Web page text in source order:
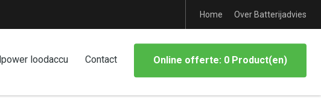
Home Over Batterijadvies
loodaccu Contact Online offerte: 0 Product(en)